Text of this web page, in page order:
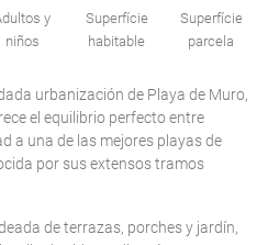
y
niños
Superfície
habitable
Superfície
parcela
urbanización de Playa de Muro,
el equilibrio perfecto entre
a una de las mejores playas de
por sus extensos tramos
de terrazas, porches y jardín,